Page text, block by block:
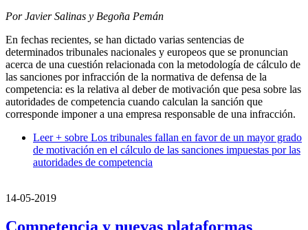
Por Javier Salinas y Begoña Pemán
En fechas recientes, se han dictado varias sentencias de
determinados tribunales nacionales y europeos que se pronuncian
acerca de una cuestión relacionada con la metodología de cálculo de
las sanciones por infracción de la normativa de defensa de la
competencia: es la relativa al deber de motivación que pesa sobre las
autoridades de competencia cuando calculan la sanción que
corresponde imponer a una empresa responsable de una infracción.
Leer + sobre Los tribunales fallan en favor de un mayor grado
de motivación en el cálculo de las sanciones impuestas por las
autoridades de competencia
14-05-2019